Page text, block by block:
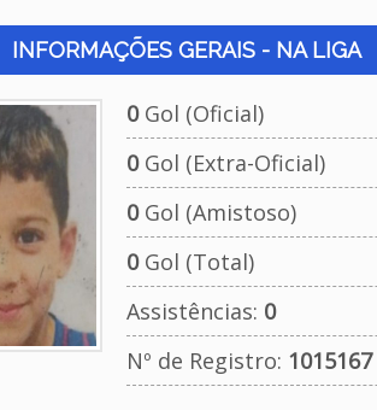
INFORMAÇÕES GERAIS - NA LIGA
0Gol (Oficial)
0Gol (Extra-Oficial)
0Gol (Amistoso)
0Gol (Total)
Assistências: 0
Nº de Registro: 1015167